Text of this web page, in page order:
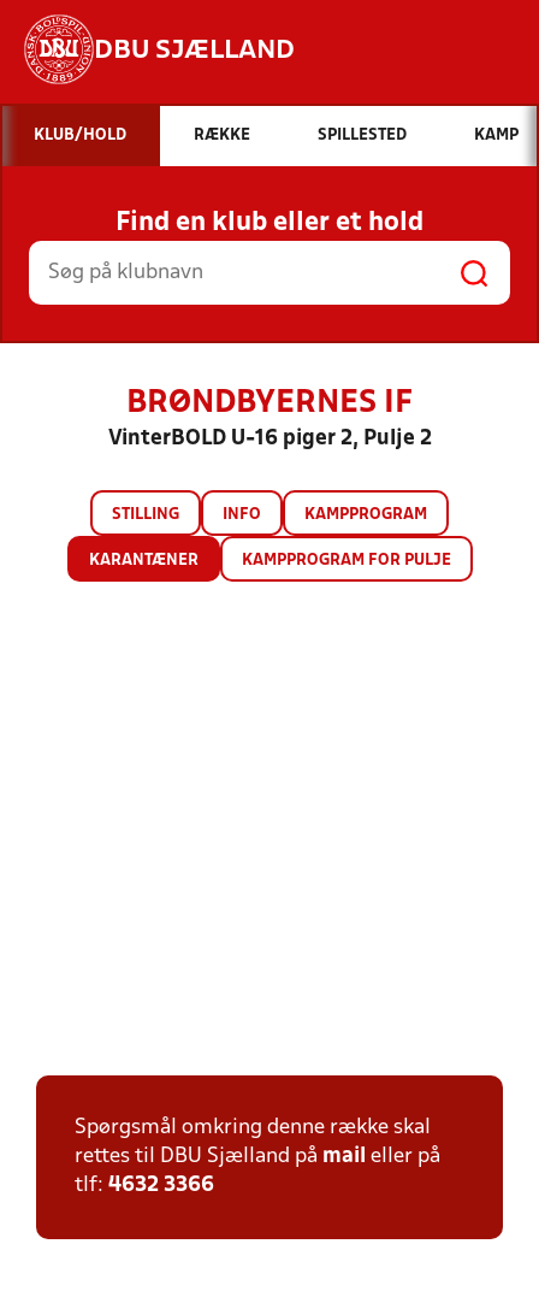
DBU SJÆLLAND
Hvad vil du søge efter?
INDHOLD OG NYHEDER
STILLINGER, RESULTATER, KLUBBER OG
HOLD
KLUB/HOLD RÆKKE SPILLESTED KAMP
Find en klub eller et hold
BRØNDBYERNES IF
VinterBOLD U-16 piger 2, Pulje 2
STILLING INFO KAMPPROGRAM
KARANTÆNER KAMPPROGRAM FOR PULJE
Spørgsmål omkring denne række skal
rettes til DBU Sjælland på mail eller på
tlf: 4632 3366